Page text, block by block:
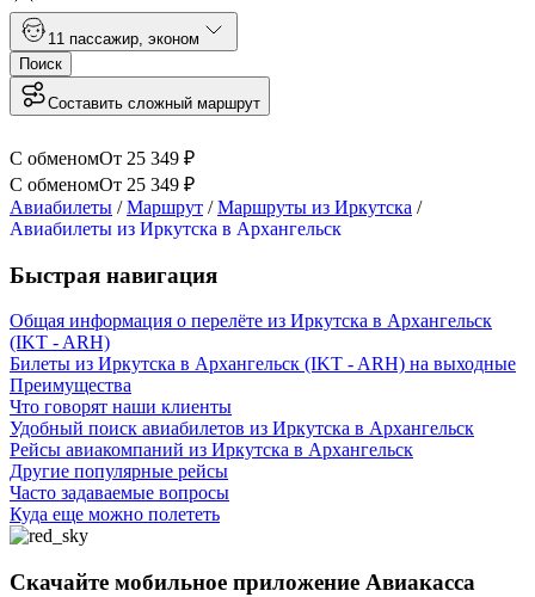
1 1 пассажир эконом
Поиск
Составить сложный маршрут
С обменомОт 25 349 ₽
С обменомОт 25 349 ₽
Авиабилеты /Маршрут /Маршруты из Иркутска /
Авиабилеты из Иркутска в Архангельск
Быстрая навигация
Общая информация о перелёте из Иркутска в Архангельск
(IKT - ARH)
Билеты из Иркутска в Архангельск (IKT - ARH) на выходные
Преимущества
Что говорят наши клиенты
Удобный поиск авиабилетов из Иркутска в Архангельск
Рейсы авиакомпаний из Иркутска в Архангельск
Другие популярные рейсы
Часто задаваемые вопросы
Куда еще можно полететь
Скачайте мобильное приложение Авиакасса